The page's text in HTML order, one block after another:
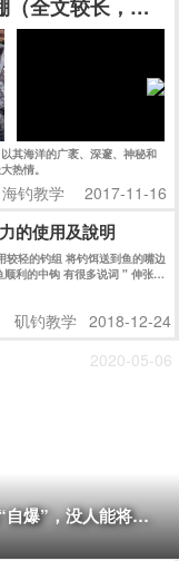
全文较长，建议
其海洋的广袤、深邃、神秘和
热情。
海钓教学 2017-11-16
的使用及說明
较轻的钓组 将钓饵送到鱼的嘴边
利的中钩 有很多说词 " 伸张拉
知道鱼在吃食的信息 而采取相
矶钓教学 2018-12-24
2020-05-06
爆”，没人能将它活